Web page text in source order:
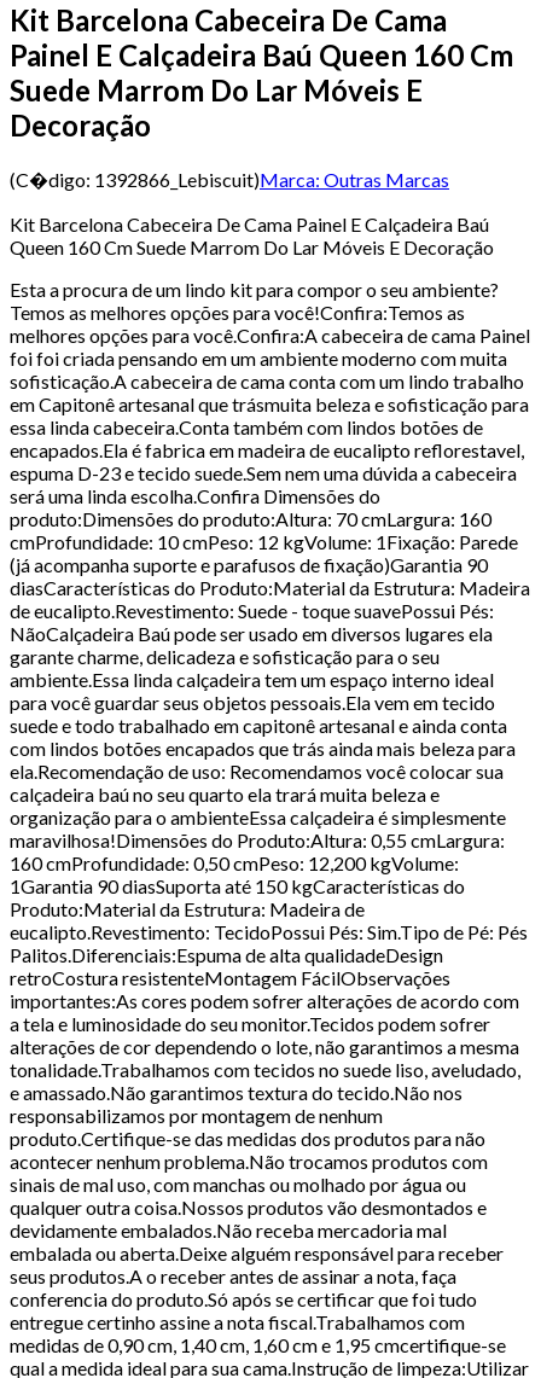
Kit Barcelona Cabeceira De Cama
Painel E Calçadeira Baú Queen 160 Cm
Suede Marrom Do Lar Móveis E
Decoração
(C�digo: 1392866_Lebiscuit)Marca: Outras Marcas
Kit Barcelona Cabeceira De Cama Painel E Calçadeira Baú
Queen 160 Cm Suede Marrom Do Lar Móveis E Decoração
Esta a procura de um lindo kit para compor o seu ambiente?
Temos as melhores opções para você!Confira:Temos as
melhores opções para você.Confira:A cabeceira de cama Painel
foi foi criada pensando em um ambiente moderno com muita
sofisticação.A cabeceira de cama conta com um lindo trabalho
em Capitonê artesanal que trásmuita beleza e sofisticação para
essa linda cabeceira.Conta também com lindos botões de
encapados.Ela é fabrica em madeira de eucalipto reflorestavel,
espuma D-23 e tecido suede.Sem nem uma dúvida a cabeceira
será uma linda escolha.Confira Dimensões do
produto:Dimensões do produto:Altura: 70 cmLargura: 160
cmProfundidade: 10 cmPeso: 12 kgVolume: 1Fixação: Parede
(já acompanha suporte e parafusos de fixação)Garantia 90
diasCaracterísticas do Produto:Material da Estrutura: Madeira
de eucalipto.Revestimento: Suede - toque suavePossui Pés:
NãoCalçadeira Baú pode ser usado em diversos lugares ela
garante charme, delicadeza e sofisticação para o seu
ambiente.Essa linda calçadeira tem um espaço interno ideal
para você guardar seus objetos pessoais.Ela vem em tecido
suede e todo trabalhado em capitonê artesanal e ainda conta
com lindos botões encapados que trás ainda mais beleza para
ela.Recomendação de uso: Recomendamos você colocar sua
calçadeira baú no seu quarto ela trará muita beleza e
organização para o ambienteEssa calçadeira é simplesmente
maravilhosa!Dimensões do Produto:Altura: 0,55 cmLargura:
160 cmProfundidade: 0,50 cmPeso: 12,200 kgVolume:
1Garantia 90 diasSuporta até 150 kgCaracterísticas do
Produto:Material da Estrutura: Madeira de
eucalipto.Revestimento: TecidoPossui Pés: Sim.Tipo de Pé: Pés
Palitos.Diferenciais:Espuma de alta qualidadeDesign
retroCostura resistenteMontagem FácilObservações
importantes:As cores podem sofrer alterações de acordo com
a tela e luminosidade do seu monitor.Tecidos podem sofrer
alterações de cor dependendo o lote, não garantimos a mesma
tonalidade.Trabalhamos com tecidos no suede liso, aveludado,
e amassado.Não garantimos textura do tecido.Não nos
responsabilizamos por montagem de nenhum
produto.Certifique-se das medidas dos produtos para não
acontecer nenhum problema.Não trocamos produtos com
sinais de mal uso, com manchas ou molhado por água ou
qualquer outra coisa.Nossos produtos vão desmontados e
devidamente embalados.Não receba mercadoria mal
embalada ou aberta.Deixe alguém responsável para receber
seus produtos.A o receber antes de assinar a nota, faça
conferencia do produto.Só após se certificar que foi tudo
entregue certinho assine a nota fiscal.Trabalhamos com
medidas de 0,90 cm, 1,40 cm, 1,60 cm e 1,95 cmcertifique-se
qual a medida ideal para sua cama.Instrução de limpeza:Utilizar